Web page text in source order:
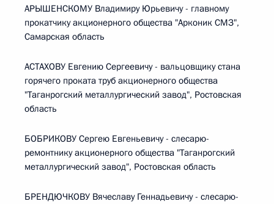
АРЫШЕНСКОМУ Владимиру Юрьевичу - главному
прокатчику акционерного общества "Арконик СМЗ",
Самарская область
АСТАХОВУ Евгению Сергеевичу - вальцовщику стана
горячего проката труб акционерного общества
"Таганрогский металлургический завод", Ростовская
область
БОБРИКОВУ Сергею Евгеньевичу - слесарю-
ремонтнику акционерного общества "Таганрогский
металлургический завод", Ростовская область
БРЕНДЮЧКОВУ Вячеславу Геннадьевичу - слесарю-